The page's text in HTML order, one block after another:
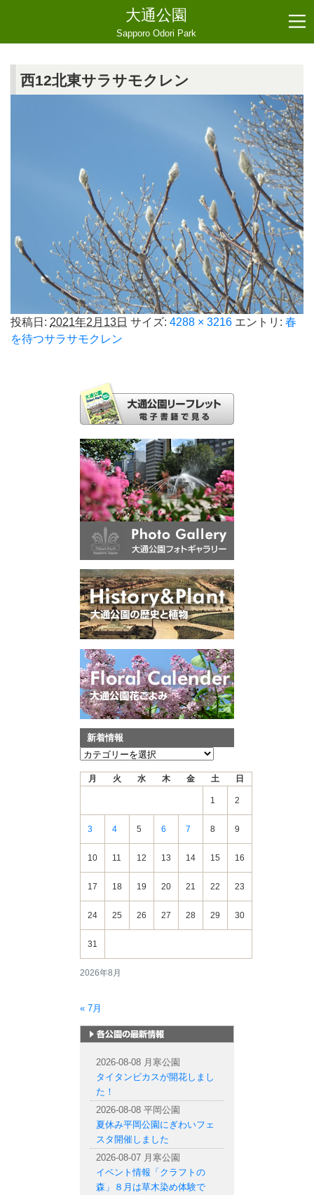
大通公園
Sapporo Odori Park
西12北東サラサモクレン
投稿日: 2021年2月13日 サイズ: 4288 × 3216 エントリ: 春
を待つサラサモクレン
新着情報
新
2026年8月
月 火 水 木 金 土 日
1 2
3 4 5 6 7 8 9
10 11 12 13 14 15 16
17 18 19 20 21 22 23
24 25 26 27 28 29 30
31
« 7月
2026-08-08 月寒公園
タイタンビカスが開花しまし
た！
2026-08-08 平岡公園
夏休み平岡公園にぎわいフェ
スタ開催しました
2026-08-07 月寒公園
イベント情報「クラフトの
森」８月は草木染め体験で